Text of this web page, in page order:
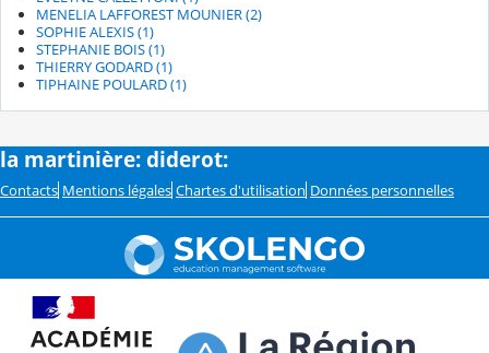
MENELIA LAFFOREST MOUNIER (2)
SOPHIE ALEXIS (1)
STEPHANIE BOIS (1)
THIERRY GODARD (1)
TIPHAINE POULARD (1)
la martinière: diderot:
Contacts Mentions légales Chartes d'utilisation Données personnelles